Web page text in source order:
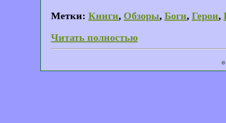
Метки: Книги, Обзоры, Боги, Герои,
Читать полностью
©